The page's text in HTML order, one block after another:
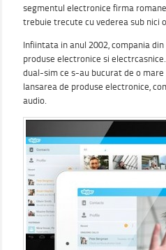
segmentul electronice firma
trebuie trecute cu vederea sub nici
Infiintata in anul 2002, compania
produse electronice si
dual-sim ce s-au bucurat de o
lansarea de produse electronice,
audio.